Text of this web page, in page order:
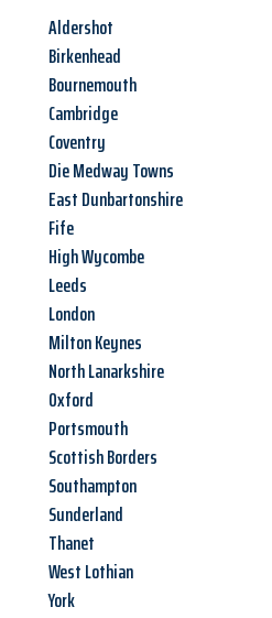
Aldershot
Birkenhead
Bournemouth
Cambridge
Coventry
Die Medway Towns
East Dunbartonshire
Fife
High Wycombe
Leeds
London
Milton Keynes
North Lanarkshire
Oxford
Portsmouth
Scottish Borders
Southampton
Sunderland
Thanet
West Lothian
York